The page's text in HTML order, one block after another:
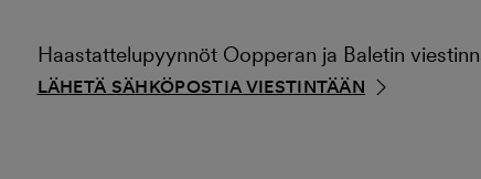
Haastattelupyynnöt Oopperan ja Baletin
LÄHETÄ SÄHKÖPOSTIA VIESTINTÄÄN